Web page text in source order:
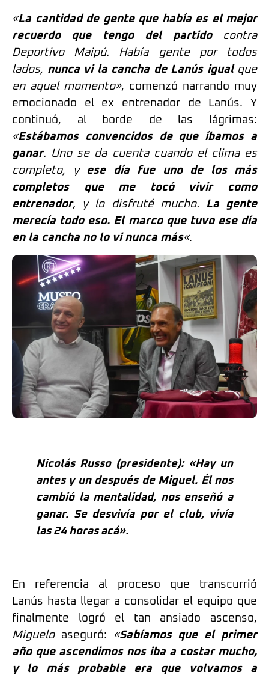
«La cantidad de gente que había es el mejor
recuerdo que tengo del partidocontra
Deportivo Maipú. Había gente por todos
lados, nunca vi la cancha de Lanús igualque
en aquel momento», comenzó narrando muy
emocionado el ex entrenador de Lanús. Y
continuó, al borde de las lágrimas:
«Estábamos convencidos de que íbamos a
ganar. Uno se da cuenta cuando el clima es
completo, y
ese día fue uno de los más
completos que me tocó vivir como
entrenador, y lo disfruté mucho.
La gente
merecía todo eso. El marco que tuvo ese día
en la cancha no lo vi nunca más«.
Nicolás Russo (presidente): «Hay un
antes y un después de Miguel. Él nos
cambió la mentalidad, nos enseñó a
ganar. Se desvivía por el club, vivía
las 24 horas acá».
En referencia al proceso que transcurrió
Lanús hasta llegar a consolidar el equipo que
finalmente logró el tan ansiado ascenso,
Migueloaseguró: «Sabíamos que el primer
año que ascendimos nos iba a costar mucho,
y lo más probable era que volvamos a